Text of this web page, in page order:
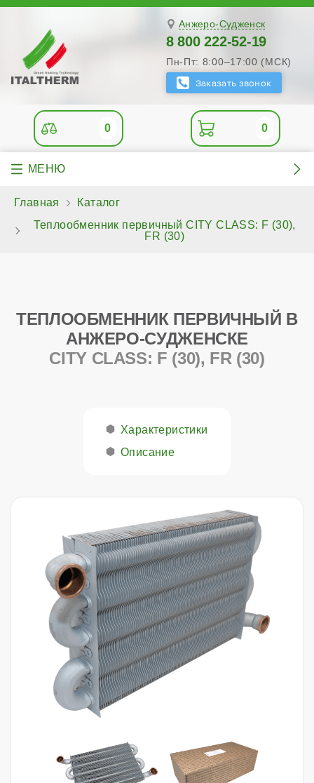
Анжеро-Судженск
8 800 222-52-19
Пн-Пт: 8:00–17:00 (МСК)
0 0
Главная
Каталог
Теплообменник первичный CITY CLASS: F (30),
FR (30)
ТЕПЛООБМЕННИК ПЕРВИЧНЫЙ В
АНЖЕРО-СУДЖЕНСКЕ
CITY CLASS: F (30), FR (30)
Характеристики
Описание